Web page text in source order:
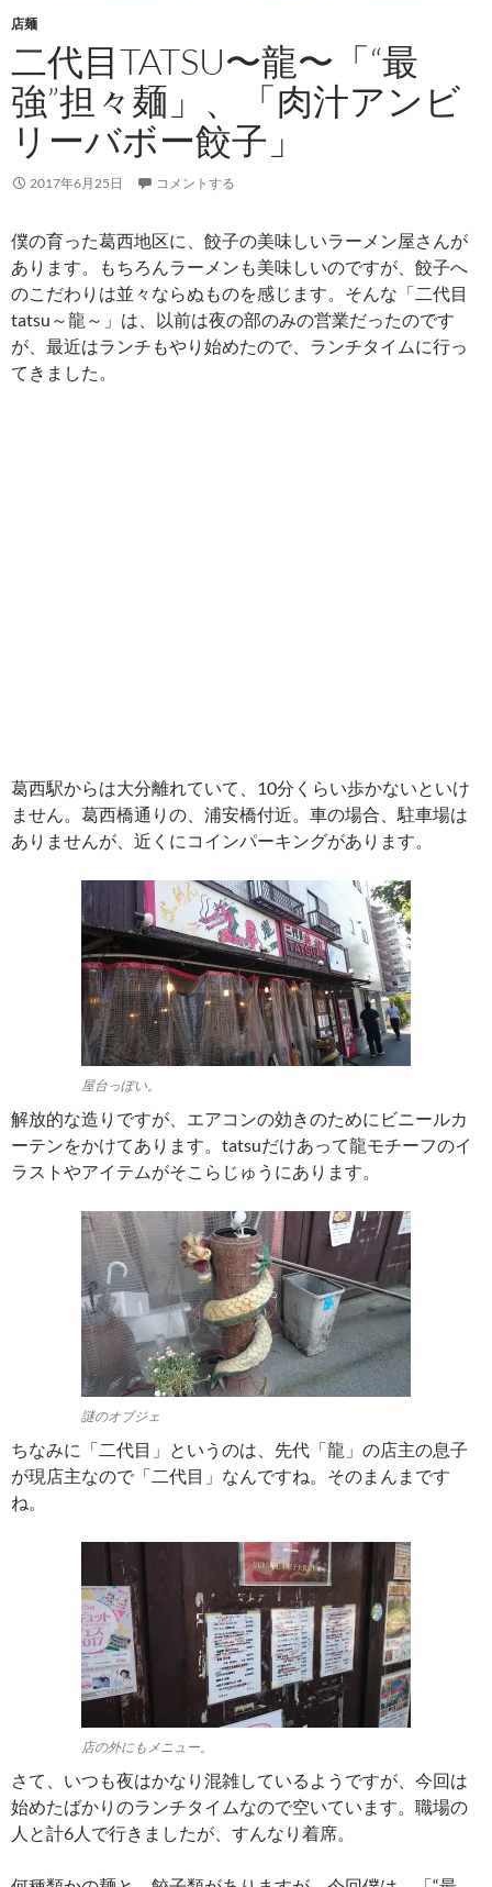
店麺
二代目TATSU〜龍〜「“最
強”担々麺」、「肉汁アンビ
リーバボー餃子」
2017年6月25日 コメントする
僕の育った葛西地区に、餃子の美味しいラーメン屋さんが
あります。もちろんラーメンも美味しいのですが、餃子へ
のこだわりは並々ならぬものを感じます。そんな「二代目
tatsu～龍～」は、以前は夜の部のみの営業だったのです
が、最近はランチもやり始めたので、ランチタイムに行っ
てきました。
葛西駅からは大分離れていて、10分くらい歩かないといけ
ません。葛西橋通りの、浦安橋付近。車の場合、駐車場は
ありませんが、近くにコインパーキングがあります。
屋台っぽい。
解放的な造りですが、エアコンの効きのためにビニールカ
ーテンをかけてあります。tatsuだけあって龍モチーフのイ
ラストやアイテムがそこらじゅうにあります。
謎のオブジェ
ちなみに「二代目」というのは、先代「龍」の店主の息子
が現店主なので「二代目」なんですね。そのまんまです
ね。
店の外にもメニュー。
さて、いつも夜はかなり混雑しているようですが、今回は
始めたばかりのランチタイムなので空いています。職場の
人と計6人で行きましたが、すんなり着席。